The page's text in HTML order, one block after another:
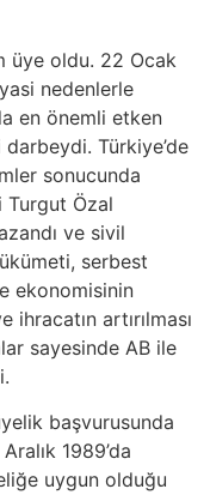
üye oldu. 22 Ocak
nedenlerle
en önemli etken
Türkiye’de
sonucunda
Turgut Özal
ve sivil
serbest
ekonomisinin
artırılması
sayesinde AB ile
başvurusunda
1989’da
uygun olduğu